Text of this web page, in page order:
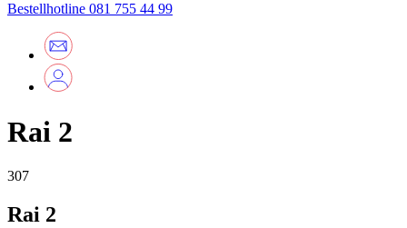
Bestellhotline 081 755 44 99
Rai 2
307
Rai 2